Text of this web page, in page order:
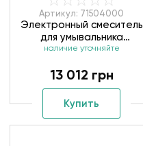
Артикул: 71504000
Электронный смеситель
для умывальника
Hansgrohe Vernis Blend
наличие уточняйте
13 012 грн
Купить